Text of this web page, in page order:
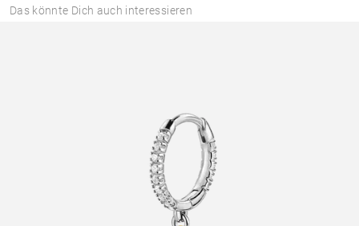
Das könnte Dich auch interessieren